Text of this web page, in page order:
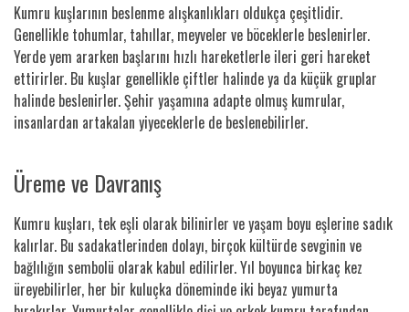
Kumru kuşlarının beslenme alışkanlıkları oldukça çeşitlidir.
Genellikle tohumlar, tahıllar, meyveler ve böceklerle beslenirler.
Yerde yem ararken başlarını hızlı hareketlerle ileri geri hareket
ettirirler. Bu kuşlar genellikle çiftler halinde ya da küçük gruplar
halinde beslenirler. Şehir yaşamına adapte olmuş kumrular,
insanlardan artakalan yiyeceklerle de beslenebilirler.
Üreme ve Davranış
Kumru kuşları, tek eşli olarak bilinirler ve yaşam boyu eşlerine sadık
kalırlar. Bu sadakatlerinden dolayı, birçok kültürde sevginin ve
bağlılığın sembolü olarak kabul edilirler. Yıl boyunca birkaç kez
üreyebilirler, her bir kuluçka döneminde iki beyaz yumurta